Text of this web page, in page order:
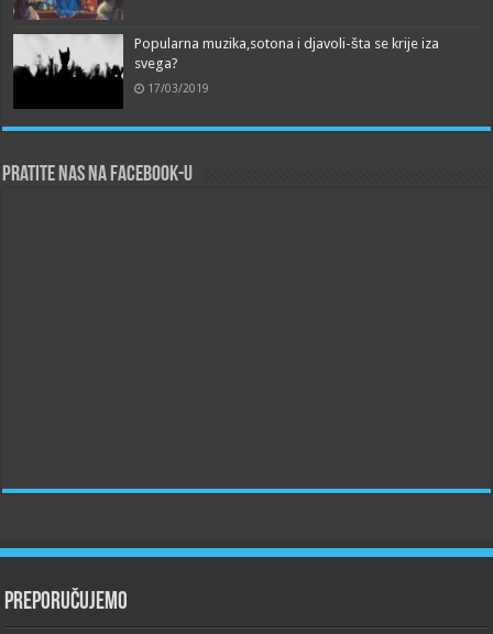
Popularna muzika,sotona i djavoli-šta se krije iza
svega?
17/03/2019
Pratite nas na Facebook-u
Preporučujemo